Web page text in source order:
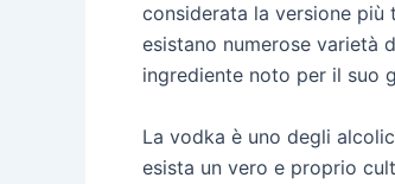
considerata la versione più
esistano numerose varietà
ingrediente noto per il suo
La vodka è uno degli
esista un vero e proprio